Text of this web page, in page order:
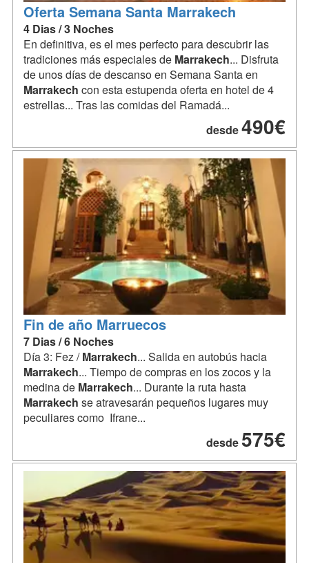
Oferta Semana Santa Marrakech
4 Dias / 3 Noches
En definitiva, es el mes perfecto para descubrir las
tradiciones más especiales de Marrakech... Disfruta
de unos días de descanso en Semana Santa en
Marrakech con esta estupenda oferta en hotel de 4
estrellas... Tras las comidas del Ramadá...
desde490€
Fin de año Marruecos
7 Dias / 6 Noches
Día 3: Fez /Marrakech... Salida en autobús hacia
Marrakech... Tiempo de compras en los zocos y la
medina de Marrakech... Durante la ruta hasta
Marrakech se atravesarán pequeños lugares muy
peculiares como Ifrane...
desde575€